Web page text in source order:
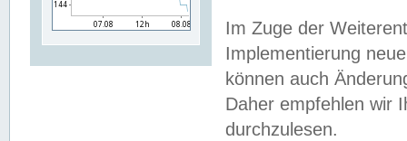
Im Zuge der
Implementierung
können auch
Daher empfehlen wir
durchzulesen.